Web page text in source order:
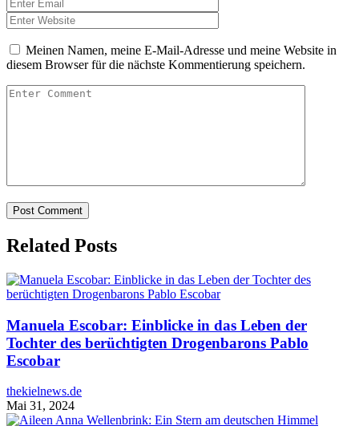
Meinen Namen, meine E-Mail-Adresse und meine Website in
diesem Browser für die nächste Kommentierung speichern.
Related Posts
Manuela Escobar: Einblicke in das Leben der
Tochter des berüchtigten Drogenbarons Pablo
Escobar
thekielnews.de
Mai 31, 2024